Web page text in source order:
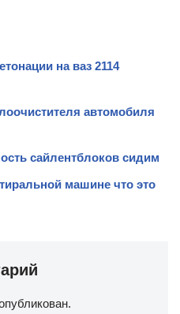
на ваз 2114
автомобиля
сайлентблоков сидим
машине что это